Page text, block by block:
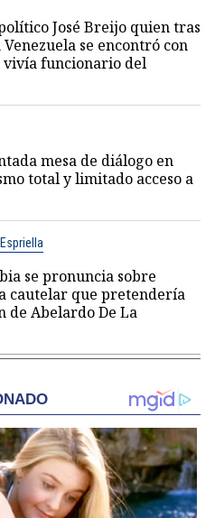
José Breijo quien tras
se encontró con
vivía funcionario del
mesa de diálogo en
total y limitado acceso a
se pronuncia sobre
cautelar que pretendería
de Abelardo De La